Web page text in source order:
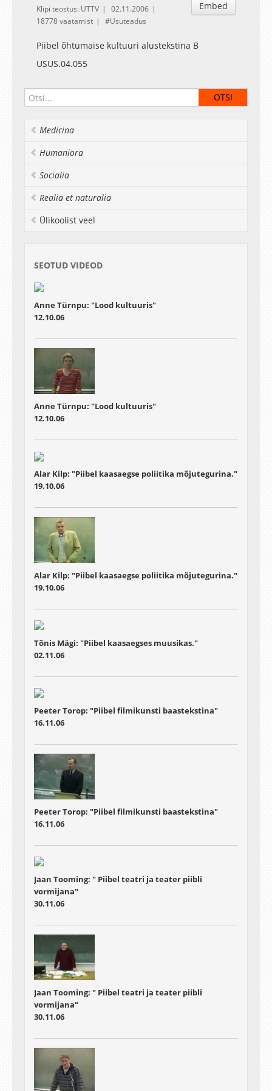
Embed
Klipi teostus: UTTV
02.11.2006
18778 vaatamist
Usuteadus
Piibel õhtumaise kultuuri alustekstina B
USUS.04.055
Medicina
Humaniora
Socialia
Realia et naturalia
Ülikoolist veel
SEOTUD VIDEOD
Anne Türnpu: "Lood kultuuris"
12.10.06
Anne Türnpu: "Lood kultuuris"
12.10.06
Alar Kilp: "Piibel kaasaegse poliitika mõjutegurina."
19.10.06
Alar Kilp: "Piibel kaasaegse poliitika mõjutegurina."
19.10.06
Tõnis Mägi: "Piibel kaasaegses muusikas."
02.11.06
Peeter Torop: "Piibel filmikunsti baastekstina"
16.11.06
Peeter Torop: "Piibel filmikunsti baastekstina"
16.11.06
Jaan Tooming: " Piibel teatri ja teater piibli
vormijana"
30.11.06
Jaan Tooming: " Piibel teatri ja teater piibli
vormijana"
30.11.06